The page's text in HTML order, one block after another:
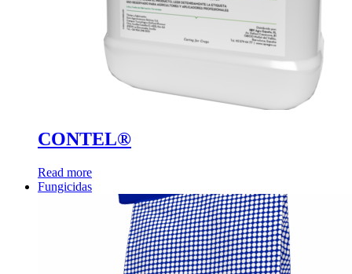
CONTEL®
Read more
Fungicidas